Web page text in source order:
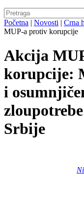
Početna | Novosti | Crna
MUP-a protiv korupcije
Akcija
korupcije:
i
Srbije